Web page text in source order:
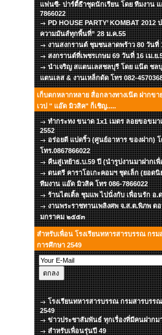
แฟนซี- ปาร์ตี้ธีาชุดนักเรียน โดย ทีมงาน
7866022
PD HOUSE PARTY’ KOMBAT
ความมันส์ทุกพื้นที่” 28 ม.ค.55
งานสงกรานต์ ชุมชนลาดพร้าว 80 วันที่
สงกรานต์ที่เพชรเกษม 69 วันที่ 16 เม.ย
นำเจริญ สแตนเลสชลบุรี โดย แน๊ต ชล
แตนเลส & งานเหล็กดัด โทร 082-
เก็บตกหลากหลาย สื่อกลางทางเน๊ต ฝากขา
เวป " แอ๊ด มิวสิค" ก็เชิญ.....
ทำกระทง ขนาด 1x1 เมตร ลอยขอขม
2552
อร่อยดี แปดริ้ว (ศูนย์อาหาร ของฝาก)
โทร.0867866022
คืนสู่เหย้าธ.บ.59 ปี (นำรูปงานมาฝาก
ดนตรี คาราโอเกะคอมฯ ชุดเล็ก (ยอด
ทีมงาน แอ๊ด มิวสิค โทร 086-7866022
ร้านไตเติ้ล ชุมแพ ไปนั่งกับ เพื่อนรัก อ.
งานพระราชทานเพลิงศพ จ.ส.ต.พิภพ
มกราคม ๒๕๕๓
สำหรับเพื่อน โรงเรียนทหารสารบรรณ กร
การศึกษา 2549
โรงเรียนทหารสารบรรณ กรมสารบรร
2549
ข่าวประชาสัมพันธ์ ทุกเรื่องที่มีคนฝากม
สำหรับเพื่อนรุ่นปี 49